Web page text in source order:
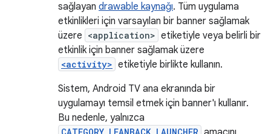
sağlayan drawable kaynağı. Tüm uygulama
etkinlikleri için varsayılan bir banner sağlamak
üzere <application> etiketiyle veya belirli bir
etkinlik için banner sağlamak üzere
<activity> etiketiyle birlikte kullanın.
Sistem, Android TV ana ekranında bir
uygulamayı temsil etmek için banner'ı kullanır.
Bu nedenle, yalnızca